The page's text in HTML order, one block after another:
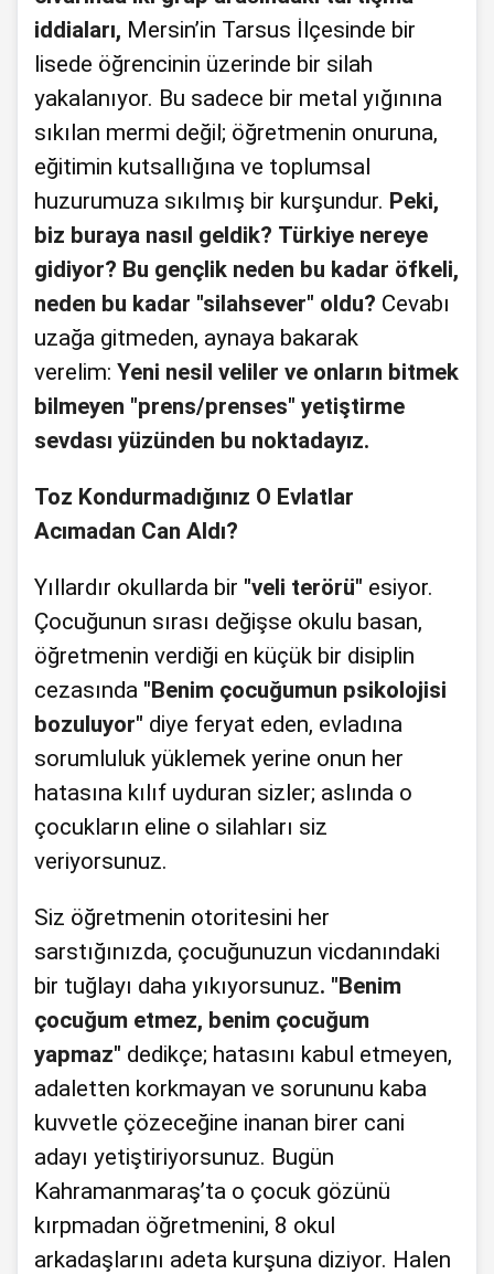
iddiaları, Mersin’in Tarsus İlçesinde bir
lisede öğrencinin üzerinde bir silah
yakalanıyor. Bu sadece bir metal yığınına
sıkılan mermi değil; öğretmenin onuruna,
eğitimin kutsallığına ve toplumsal
huzurumuza sıkılmış bir kurşundur. Peki,
biz buraya nasıl geldik? Türkiye nereye
gidiyor? Bu gençlik neden bu kadar öfkeli,
neden bu kadar "silahsever" oldu? Cevabı
uzağa gitmeden, aynaya bakarak
verelim: Yeni nesil veliler ve onların bitmek
bilmeyen "prens/prenses" yetiştirme
sevdası yüzünden bu noktadayız.
Toz Kondurmadığınız O Evlatlar
Acımadan Can Aldı?
Yıllardır okullarda bir "veli terörü" esiyor.
Çocuğunun sırası değişse okulu basan,
öğretmenin verdiği en küçük bir disiplin
cezasında "Benim çocuğumun psikolojisi
bozuluyor" diye feryat eden, evladına
sorumluluk yüklemek yerine onun her
hatasına kılıf uyduran sizler; aslında o
çocukların eline o silahları siz
veriyorsunuz.
Siz öğretmenin otoritesini her
sarstığınızda, çocuğunuzun vicdanındaki
bir tuğlayı daha yıkıyorsunuz. "Benim
çocuğum etmez, benim çocuğum
yapmaz" dedikçe; hatasını kabul etmeyen,
adaletten korkmayan ve sorununu kaba
kuvvetle çözeceğine inanan birer cani
adayı yetiştiriyorsunuz. Bugün
Kahramanmaraş’ta o çocuk gözünü
kırpmadan öğretmenini, 8 okul
arkadaşlarını adeta kurşuna diziyor. Halen